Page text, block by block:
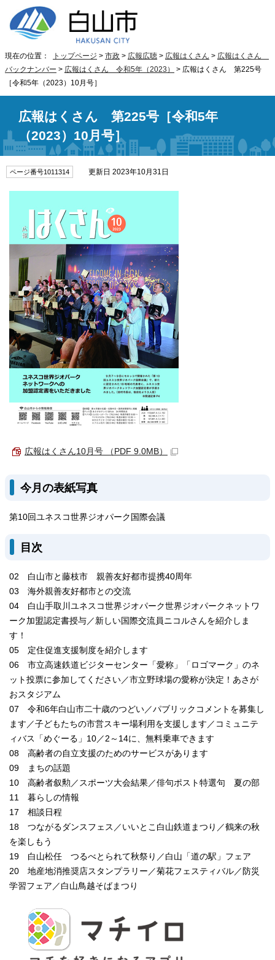
現在の位置： トップページ > 市政 > 広報広聴 > 広報はくさん > 広報はくさん
バックナンバー > 広報はくさん 令和5年（2023）
> 広報はくさん 第225号
［令和5年（2023）10月号］
広報はくさん 第225号［令和5年
（2023）10月号］
ページ番号1011314 更新日 2023年10月31日
広報はくさん10月号 （PDF 9.0MB）
今月の表紙写真
第10回ユネスコ世界ジオパーク国際会議
目次
02 白山市と藤枝市 親善友好都市提携40周年
03 海外親善友好都市との交流
04 白山手取川ユネスコ世界ジオパーク世界ジオパークネットワ
ーク加盟認定書授与／新しい国際交流員ニコルさんを紹介しま
す！
05 定住促進支援制度を紹介します
06 市立高速鉄道ビジターセンター「愛称」「ロゴマーク」のネ
ット投票に参加してください／市立野球場の愛称が決定！あさが
おスタジアム
07 令和6年白山市二十歳のつどい／パブリックコメントを募集し
ます／子どもたちの市営スキー場利用を支援します／コミュニテ
ィバス「めぐーる」10／2～14に、無料乗車できます
08 高齢者の自立支援のためのサービスがあります
09 まちの話題
10 高齢者叙勲／スポーツ大会結果／俳句ポスト特選句 夏の部
11 暮らしの情報
17 相談日程
18 つながるダンスフェス／いいとこ白山鉄道まつり／鶴来の秋
を楽しもう
19 白山松任 つるべとられて秋祭り／白山「道の駅」フェア
20 地産地消推奨店スタンプラリー／菊花フェスティバル／防災
学習フェア／白山鳥越そばまつり